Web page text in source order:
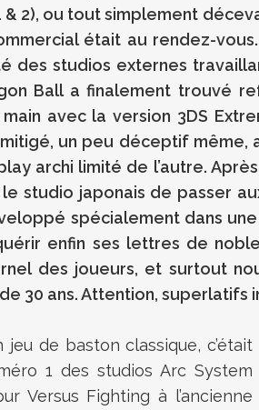
& 2), ou tout simplement
était au rendez-
des studios externes
Ball a finalement trouvé
avec la version 3DS
un peu déceptif même,
archi limité de l’autre.
studio japonais de passer
spécialement dans
enfin ses lettres de
des joueurs, et surtout
30 ans. Attention, superlatifs
jeu de baston classique, c’était
1 des studios Arc System
Versus Fighting à l’ancienne